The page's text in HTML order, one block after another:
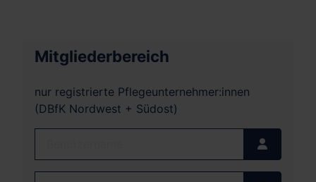
Mitgliederbereich
nur registrierte Pflegeunternehmer:innen
(DBfK Nordwest + Südost)